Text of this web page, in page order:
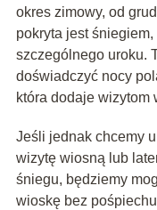
okres zimowy, od
pokryta jest
szczególnego uroku.
doświadczyć nocy
która dodaje wizytom
Jeśli jednak chcemy
wizytę wiosną lub
śniegu, będziemy
wioskę bez